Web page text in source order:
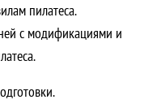
пилатеса.
с модификациями и